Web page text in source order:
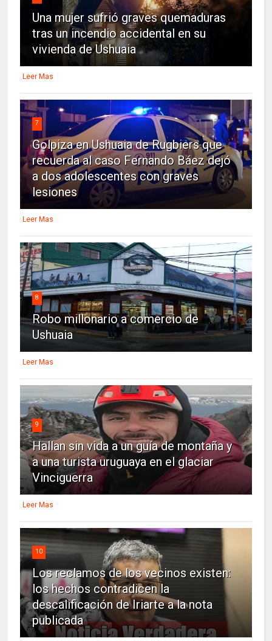
Una mujer sufrió graves quemaduras
tras un incendio accidental en su
vivienda de Ushuaia
Leer Mas
7
Golpiza en Ushuaia de Rugbiers que
recuerda al caso Fernando Báez dejó
a dos adolescentes con graves
lesiones
Leer Mas
8
Robo millonario a comercio de
Ushuaia
Leer Mas
9
Hallan sin vida a un guía de montaña y
a una turista uruguaya en el glaciar
Vinciguerra
Leer Mas
10
Los reclamos de los vecinos existen:
los hechos contradicen la
descalificación de Iriarte a la nota
publicada